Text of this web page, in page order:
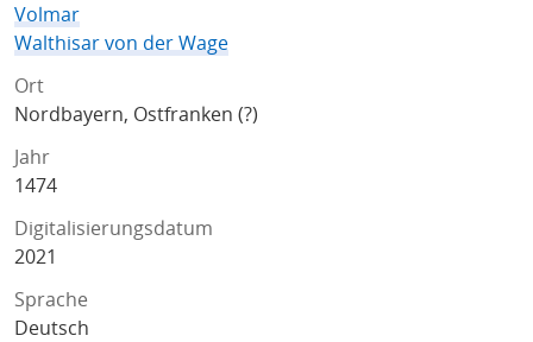
Volmar
Walthisar von der Wage
Ort
Nordbayern, Ostfranken (?)
Jahr
1474
Digitalisierungsdatum
2021
Sprache
Deutsch